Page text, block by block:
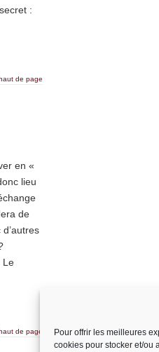
Pour offrir les meilleures
cookies pour stocker et/ou
:
de page
en «
lieu
de
Le
de page